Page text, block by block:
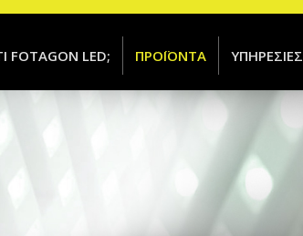
FOTAGON LED; ΠΡΟΪΟΝΤΑ ΥΠΗΡΕΣΙΕΣ